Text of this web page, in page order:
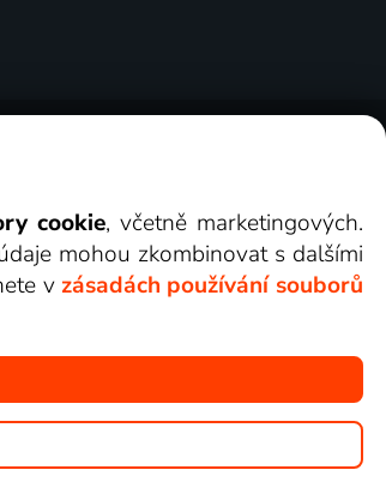
cookie, včetně marketingových.
mohou zkombinovat s dalšími
v zásadách používání souborů